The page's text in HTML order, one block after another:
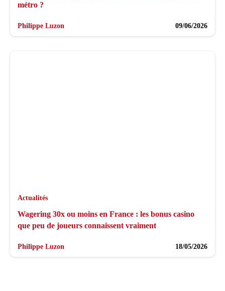
métro ?
Philippe Luzon 09/06/2026
Actualités
Wagering 30x ou moins en France : les bonus casino
que peu de joueurs connaissent vraiment
Philippe Luzon 18/05/2026